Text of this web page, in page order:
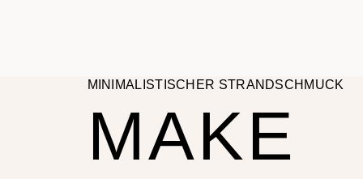
MINIMALISTISCHER STRANDSCHMUCK
MAKE